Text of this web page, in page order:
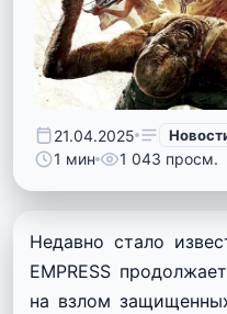
21.04.2025
1 мин
1 043 просм.
Недавно стало
EMPRESS
на взлом